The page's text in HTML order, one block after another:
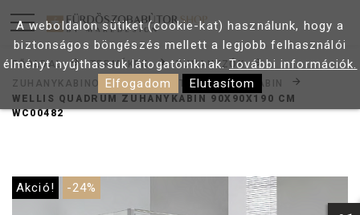
FŐOLDAL TERMÉKEK
ZUHANYZÓK
ZUHANYKABINOK
SZÖGLETES ZUHANYKABIN
WELLIS QUADRUM ZUHANYKABIN 90X90X190 CM
WC00482
Akció! -24%
A weboldalon sütiket (cookie-kat) használunk, hogy a
biztonságos böngészés mellett a legjobb felhasználói
élményt nyújthassuk látogatóinknak.További információk.
Elfogadom
Elutasítom